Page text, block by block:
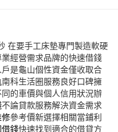
在要手工床墊專門製造軟硬
經營需求品牌的快速借錢
是龜山個性資金僅收取合
科生活圈服務良好口碑擁
的車價與個人信用狀況辦
不論貸款服務解決資金需求
參考價新選擇相關當鋪利
錢快速找到適合的借貸方